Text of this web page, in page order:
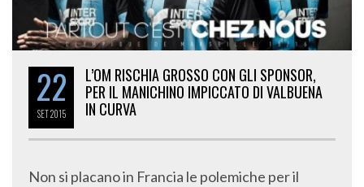
22
SET2015
L’OM RISCHIA GROSSO CON GLI SPONSOR,
PER IL MANICHINO IMPICCATO DI VALBUENA
IN CURVA
Non si placano in Francia le polemiche per il